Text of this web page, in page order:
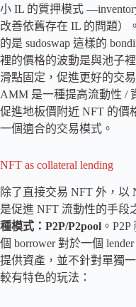
小 IL 的質押模式
改善依舊存在 IL 的問題）
的是 sudoswap 這樣的
裡的價格的波動是與池子
滑點固定，促進更好的交
AMM 是一種提高流動性 /
促進地板價附近 NFT 的價
一個適合的交易模式。
NFT as collateral lending
除了直接交易 NFT 外，以
是促進 NFT 流動性的手段
種模式：P2P/P2pool 。
個 borrower 對於一個
提供資產，並不針對單獨
較有特色的玩法：